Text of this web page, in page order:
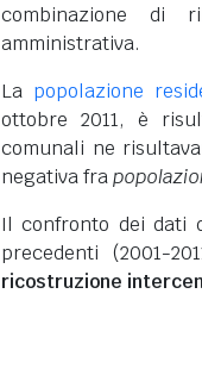
combinazione di
amministrativa.
La popolazione
ottobre 2011, è
comunali ne
negativa fra
Il confronto dei dati
precedenti (2001-
ricostruzione